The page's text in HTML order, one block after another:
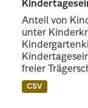
Anteil von
unter
freier
CSV